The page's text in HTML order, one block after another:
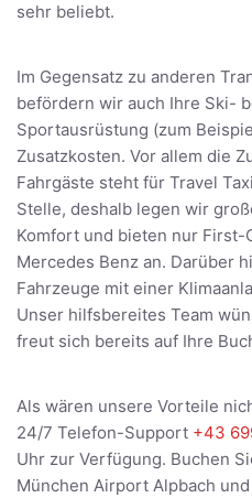
sehr beliebt.
Im Gegensatz zu anderen
befördern wir auch Ihre Ski-
Sportausrüstung (zum
Zusatzkosten. Vor allem die
Fahrgäste steht für Travel
Stelle, deshalb legen wir
Komfort und bieten nur First-
Mercedes Benz an. Darüber
Fahrzeuge mit einer
Unser hilfsbereites Team
freut sich bereits auf Ihre
Als wären unsere Vorteile
24/7 Telefon-Support +43
Uhr zur Verfügung. Buchen
München Airport Alpbach